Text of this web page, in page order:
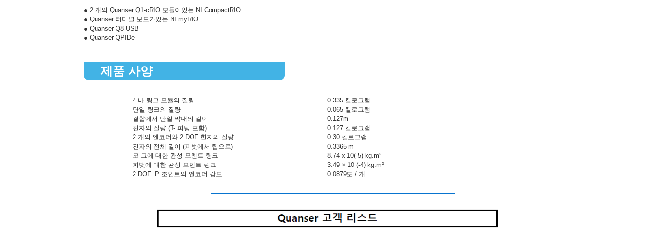
● 2 개의 Quanser Q1-cRIO 모듈이있는 NI CompactRIO
● Quanser 터미널 보드가있는 NI myRIO
● Quanser Q8-USB
● Quanser QPIDe
제품 사양
4 바 링크 모듈의 질량
0.335 킬로그램
단일 링크의 질량
0.065 킬로그램
결합에서 단일 막대의 길이
0.127m
진자의 질량 (T- 피팅 포함)
0.127 킬로그램
2 개의 엔코더와 2 DOF 힌지의 질량
0.30 킬로그램
진자의 전체 길이 (피벗에서 팁으로)
0.3365 m
코 그에 대한 관성 모멘트 링크
8.74 x 10(-5) kg.m²
피벗에 대한 관성 모멘트 링크
3.49 × 10 (-4) kg.m²
2 DOF IP 조인트의 엔코더 감도
0.0879도 / 개